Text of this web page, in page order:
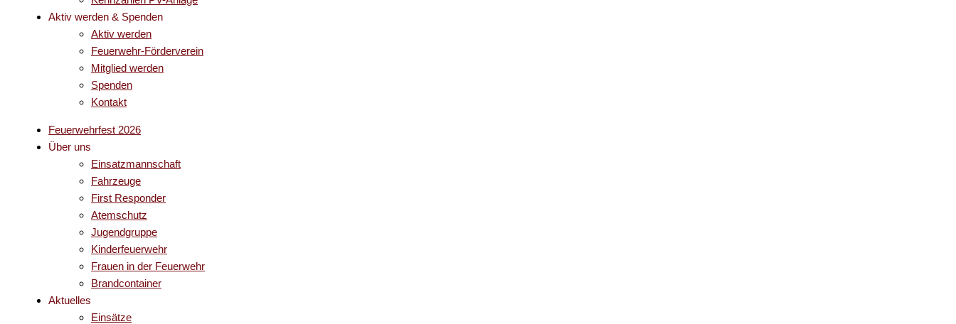
Aktiv werden & Spenden
Aktiv werden
Feuerwehr-Förderverein
Mitglied werden
Spenden
Kontakt
Feuerwehrfest 2026
Über uns
Einsatzmannschaft
Fahrzeuge
First Responder
Atemschutz
Jugendgruppe
Kinderfeuerwehr
Frauen in der Feuerwehr
Brandcontainer
Aktuelles
Einsätze